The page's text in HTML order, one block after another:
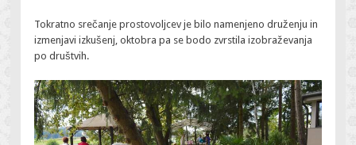
Tokratno srečanje prostovoljcev je bilo namenjeno druženju in
izmenjavi izkušenj, oktobra pa se bodo zvrstila izobraževanja
po društvih.